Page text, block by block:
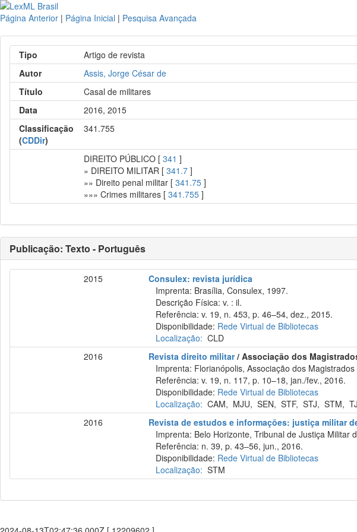
Página Anterior | Página Inicial | Pesquisa Avançada
Tipo
Artigo de revista
Autor
Assis, Jorge César de
Título
Casal de militares
Data
2016, 2015
Classificação
(CDDir)
341.755
DIREITO PÚBLICO [341 ]
» DIREITO MILITAR [341.7 ]
»» Direito penal militar [341.75 ]
»»» Crimes militares [341.755 ]
Publicação: Texto - Português
2015
Consulex: revista jurídica
Imprenta: Brasília, Consulex, 1997.
Descrição Física: v. : il.
Referência: v. 19, n. 453, p. 46–54, dez., 2015.
Disponibilidade: Rede Virtual de Bibliotecas
Localização: CLD
2016
Revista direito militar/ Associação dos
Imprenta: Florianópolis, Associação dos
Referência: v. 19, n. 117, p. 10–18, jan./fev., 2016.
Disponibilidade: Rede Virtual de Bibliotecas
Localização: CAM, MJU,SEN,STF,STJ,STM,
2016
Revista de estudos e informações: justiça militar
Imprenta: Belo Horizonte, Tribunal de Justiça Militar
Referência: n. 39, p. 43–56, jun., 2016.
Disponibilidade: Rede Virtual de Bibliotecas
Localização: STM